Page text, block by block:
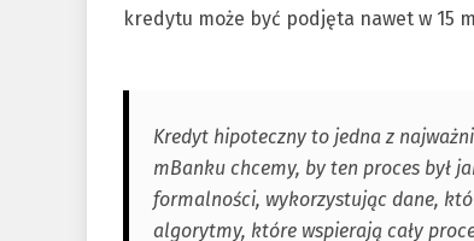
kredytu może być podjęta nawet w 15
Kredyt hipoteczny to jedna z
mBanku chcemy, by ten proces był
formalności, wykorzystując dane,
algorytmy, które wspierają cały